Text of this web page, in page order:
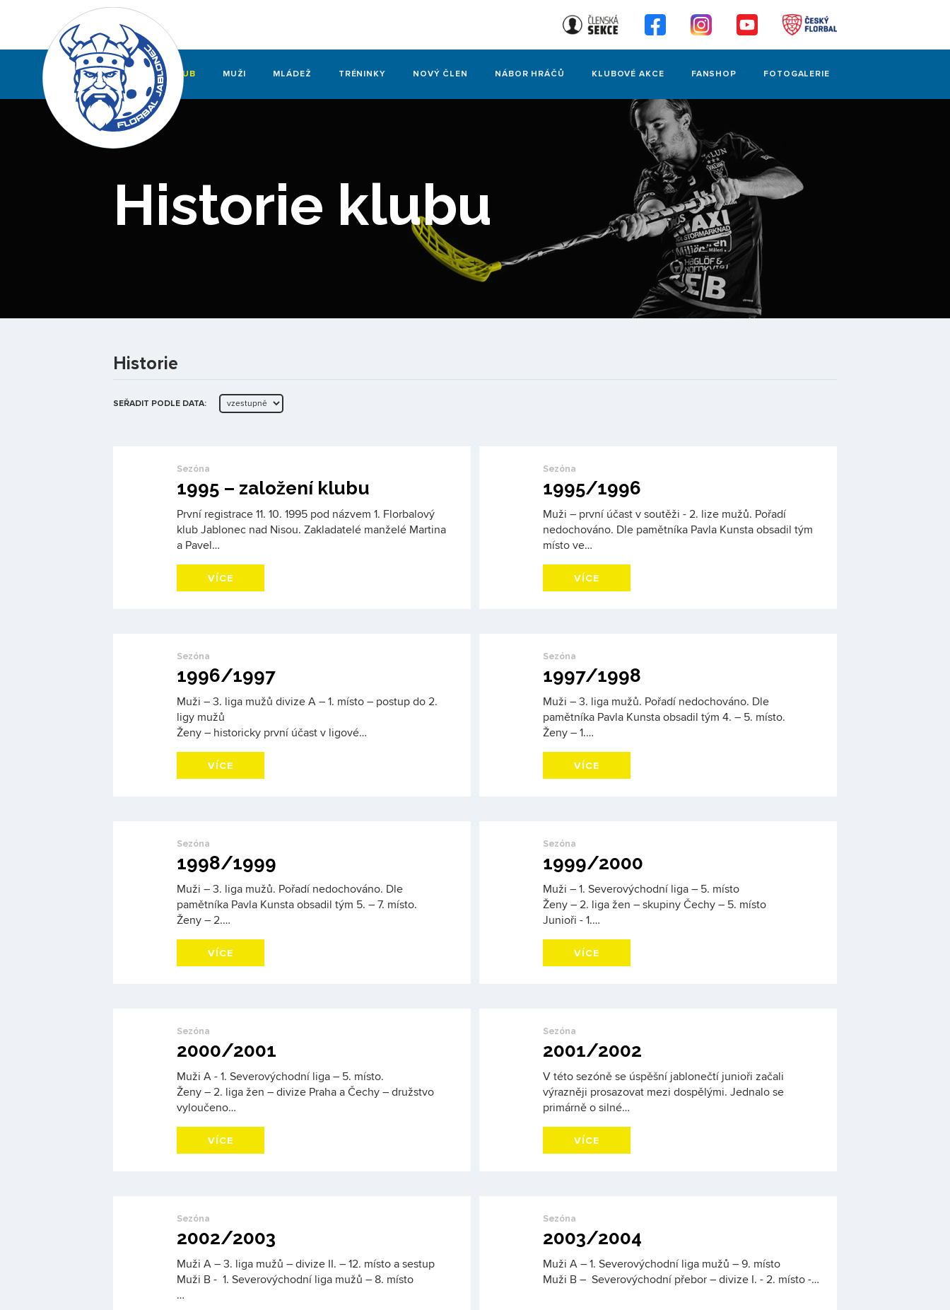
KLUB MUŽI MLÁDEŽ TRÉNINKY NOVÝ ČLEN NÁBOR HRÁČŮ KLUBOVÉ AKCE FANSHOP FOTOGALERIE
Historie klubu
Historie
SEŘADIT PODLE DATA:
Sezóna
1995 – založení klubu
První registrace 11. 10. 1995 pod názvem 1. Florbalový
klub Jablonec nad Nisou. Zakladatelé manželé Martina
a Pavel…
VÍCE
Sezóna
1995/1996
Muži – první účast v soutěži - 2. lize mužů. Pořadí
nedochováno. Dle pamětníka Pavla Kunsta obsadil tým
místo ve…
VÍCE
Sezóna
1996/1997
Muži – 3. liga mužů divize A – 1. místo – postup do 2.
ligy mužů
Ženy – historicky první účast v ligové…
VÍCE
Sezóna
1997/1998
Muži – 3. liga mužů. Pořadí nedochováno. Dle
pamětníka Pavla Kunsta obsadil tým 4. – 5. místo.
Ženy – 1.…
VÍCE
Sezóna
1998/1999
Muži – 3. liga mužů. Pořadí nedochováno. Dle
pamětníka Pavla Kunsta obsadil tým 5. – 7. místo.
Ženy – 2.…
VÍCE
Sezóna
1999/2000
Muži – 1. Severovýchodní liga – 5. místo
Ženy – 2. liga žen – skupiny Čechy – 5. místo
Junioři - 1.…
VÍCE
Sezóna
2000/2001
Muži A - 1. Severovýchodní liga – 5. místo.
Ženy – 2. liga žen – divize Praha a Čechy – družstvo
vyloučeno…
VÍCE
Sezóna
2001/2002
V této sezóně se úspěšní jablonečtí junioři začali
výrazněji prosazovat mezi dospělými. Jednalo se
primárně o silné…
VÍCE
Sezóna
2002/2003
Muži A – 3. liga mužů – divize II. – 12. místo a sestup
Muži B - 1. Severovýchodní liga mužů – 8. místo
…
Sezóna
2003/2004
Muži A – 1. Severovýchodní liga mužů – 9. místo
Muži B – Severovýchodní přebor – divize I. - 2. místo -…